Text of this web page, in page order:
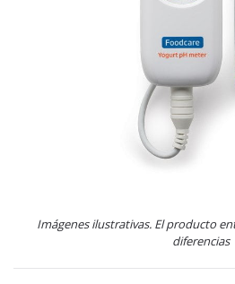
Imágenes ilustrativas. El producto
diferencias